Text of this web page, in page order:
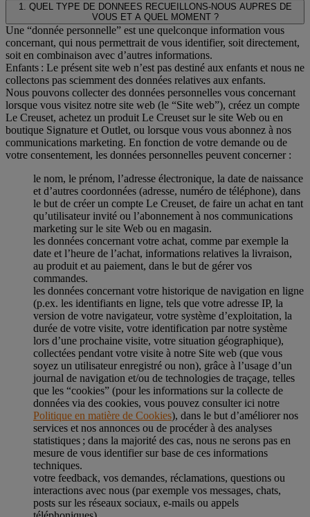
1. QUEL TYPE DE DONNEES RECUEILLONS-NOUS AUPRES DE
VOUS ET A QUEL MOMENT ?
Une “donnée personnelle” est une quelconque information vous
concernant, qui nous permettrait de vous identifier, soit directement,
soit en combinaison avec d’autres informations.
Enfants : Le présent site web n’est pas destiné aux enfants et nous ne
collectons pas sciemment des données relatives aux enfants.
Nous pouvons collecter des données personnelles vous concernant
lorsque vous visitez notre site web (le “Site web”), créez un compte
Le Creuset, achetez un produit Le Creuset sur le site Web ou en
boutique Signature et Outlet, ou lorsque vous vous abonnez à nos
communications marketing. En fonction de votre demande ou de
votre consentement, les données personnelles peuvent concerner :
le nom, le prénom, l’adresse électronique, la date de naissance
et d’autres coordonnées (adresse, numéro de téléphone), dans
le but de créer un compte Le Creuset, de faire un achat en tant
qu’utilisateur invité ou l’abonnement à nos communications
marketing sur le site Web ou en magasin.
les données concernant votre achat, comme par exemple la
date et l’heure de l’achat, informations relatives la livraison,
au produit et au paiement, dans le but de gérer vos
commandes.
les données concernant votre historique de navigation en ligne
(p.ex. les identifiants en ligne, tels que votre adresse IP, la
version de votre navigateur, votre système d’exploitation, la
durée de votre visite, votre identification par notre système
lors d’une prochaine visite, votre situation géographique),
collectées pendant votre visite à notre Site web (que vous
soyez un utilisateur enregistré ou non), grâce à l’usage d’un
journal de navigation et/ou de technologies de traçage, telles
que les “cookies” (pour les informations sur la collecte de
données via des cookies, vous pouvez consulter ici notre
Politique en matière de Cookies), dans le but d’améliorer nos
services et nos annonces ou de procéder à des analyses
statistiques ; dans la majorité des cas, nous ne serons pas en
mesure de vous identifier sur base de ces informations
techniques.
votre feedback, vos demandes, réclamations, questions ou
interactions avec nous (par exemple vos messages, chats,
posts sur les réseaux sociaux, e-mails ou appels